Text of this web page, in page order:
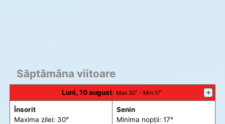
Săptămâna viitoare
Luni, 10 august: Max:30˚ - Min:17˚ +
Însorit
Maxima zilei: 30°
Senin
Minima nopții: 17°